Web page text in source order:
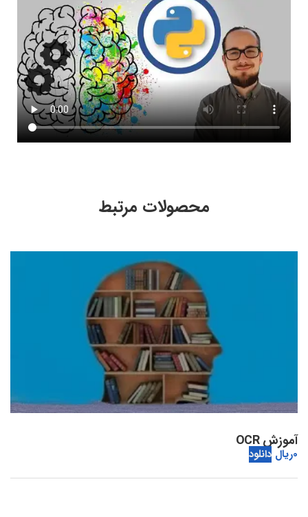
محصولات مرتبط
آموزش OCR
0ریال دانلود